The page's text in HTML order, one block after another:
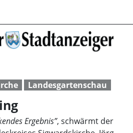
Digitaler
Landesgartenschau
Ergebnis”, schwärmt der